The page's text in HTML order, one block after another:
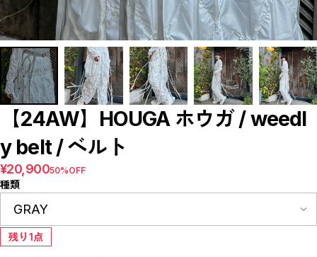
N
R
S
T
U
W
Y
【MEN'S】BRAND LIST
A
C
D
E
F
N
R
S
【24AW】HOUGA ホウガ / weedl
y belt / ベルト
¥20,90050%OFF
種類
残り1点